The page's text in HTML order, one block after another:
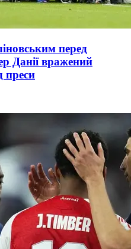
перед
Данії вражений
преси